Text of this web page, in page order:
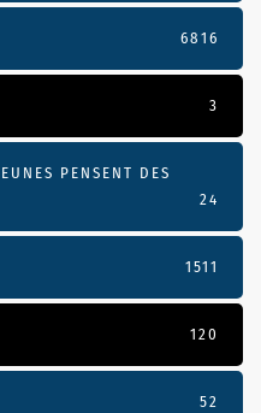
6816
3
PENSENT DES
24
1511
120
52